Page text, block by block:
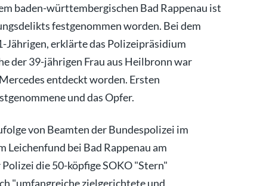
baden-württembergischen Bad Rappenau ist
festgenommen worden. Bei dem
Jährigen, erklärte das Polizeipräsidium
der 39-jährigen Frau aus Heilbronn war
entdeckt worden. Ersten
und das Opfer.
von Beamten der Bundespolizei im
Leichenfund bei Bad Rappenau am
die 50-köpfige SOKO "Stern"
"umfangreiche zielgerichtete und